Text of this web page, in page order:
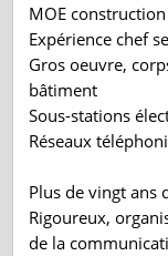
MOE
Expérience chef
Gros oeuvre,
bâtiment
Sous-stations
Réseaux
Plus de vingt ans
Rigoureux,
de la